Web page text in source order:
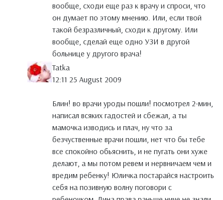
вообще, сходи еще раз к врачу и спроси, что
он думает по этому мнению. Или, если твой
такой безразличный, сходи к другому. Или
вообще, сделай еще одно УЗИ в другой
больнице у другого врача!
Tatka
12:11 25 August 2009
Блин! во врачи уроды пошли! посмотрел 2-мин,
написал всяких гадостей и сбежал, а ты
мамочка изводись и плач, ну что за
безчуственные врачи пошли, нет что бы тебе
все спокойно обьяснить, и не пугать они хуже
делают, а мы потом ревем и нервничаем чем и
вредим ребенку! Юличка постарайся настроить
себя на позивную волну поговори с